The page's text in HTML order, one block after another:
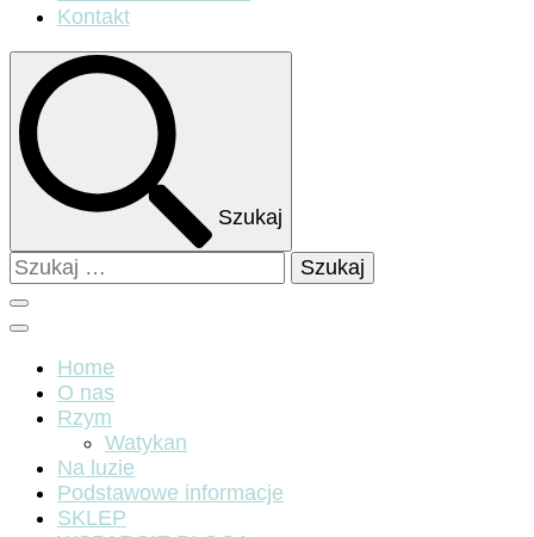
Kontakt
Szukaj
Szukaj:
Home
O nas
Rzym
Watykan
Na luzie
Podstawowe informacje
SKLEP